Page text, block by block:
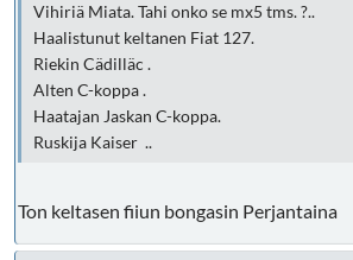
Vihiriä Miata. Tahi onko se mx5 tms. ?..
Haalistunut keltanen Fiat 127.
Riekin Cädilläc .
Alten C-koppa .
Haatajan Jaskan C-koppa.
Ruskija Kaiser ..
Ton keltasen fiiun bongasin Perjantaina